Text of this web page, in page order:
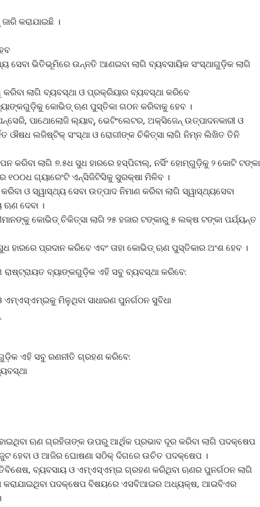
କରାଯାଇଛି ।
ସେବା ଭିତିଭୂମିରେ ଉନ୍ନତି ଆଣଇବା ଲାଗି ବ୍ୟବସାୟିକ ସଂସ୍ଥାଗୁଡ଼ିକ ଲାଗି
ଲାଗି ବ୍ୟବସ୍ଥା ଓ ପ୍ରକ୍ରିୟାର ବ୍ୟବସ୍ଥା କରିବେ
କୋଭିଡ୍‌ ଋଣ ପୁସ୍ତିକା ଗଠନ କରିବାକୁ ହେବ ।
ପାଥୋଲୋଜି ଲ୍ୟାବ୍‌, ଭେଟିଂଲେଟର, ଅକ୍ସିଜେନ୍‌ ଉତ୍ପାଦନକାରୀ ଓ
ଔଷଧ ଲଜିଷ୍ଟିକ୍‌ ସଂସ୍ଥା ଓ ରୋଗୀଙ୍କ ଚିକିତ୍ସା ଲାଗି ନିମ୍ନ ଲିଖିତ ତିନି
କରିବା ଲାଗି ୭.୫ଧ ସୁଧ ହାରରେ ହସ୍ପିଟାଲ୍‌, ନର୍ସିଂ ହୋମ୍‌ଗୁଡ଼ିକୁ ୨ କୋଟି ଟଙ୍କା
୧୦୦ଧ ଗ୍ୟାରେଂଟି ଏନ୍‌ସିଜିଟିସିକୁ ସୁରକ୍ଷା ମିଳିବ ।
ଓ ସ୍ୱାସ୍ଥ୍ୟ ସେବା ଉତ୍ପାଦ ନିମାଣ କରିବା ଲାଗି ସ୍ୱାସ୍ଥ୍ୟସେବା
ଦେବା ।
କୋଭିଡ୍‌ ଚିକିତ୍ସା ଲାଗି ୨୫ ହଜାର ଟଙ୍କାରୁ ୫ ଲକ୍ଷ ଟଙ୍କା ପର୍ଯ୍ୟନ୍ତ
ପ୍ରଦାନ କରିବେ ଏବଂ ତାହା କୋଭିଡ୍‌ ଋଣ ପୁସ୍ତିକାର ଅଂଶ ହେବ ।
ବ୍ୟାଙ୍କଗୁଡ଼ିକ ଏହି ସବୁ ବ୍ୟବସ୍ଥା କରିବେ:
ମିଳୁଥିବା ସାଧାରଣ ପୁନର୍ଗଠନ ସୁବିଧା
ଏହି ସବୁ ରଣନୀତି ଗ୍ରହଣ କରିବେ:
ଋଣ ଗ୍ରହିତାଙ୍କ ଉପରୁ ଆର୍ଥିକ ପ୍ରଭାବ ଦୂର କରିବା ଲାଗି ପଦକ୍ଷେପ
ହେବା ଓ ଆଜିର ଘୋଷଣା ସଠିକ୍‌ ଦିଗରେ ଉଚିତ ପଦକ୍ଷେପ ।
ବ୍ୟବସାୟ ଓ ଏମ୍‌ଏସ୍‌ଏମ୍‌ଇ ଗ୍ରହଣ କରିଥିବା ଋଣର ପୁନର୍ଗଠନ ଲାଗି
କରାଯାଇଥିବା ପଦକ୍ଷେପ ବିଷୟରେ ଏସବିଆଇର ଅଧ୍ୟକ୍ଷ, ଆଇବିଏର